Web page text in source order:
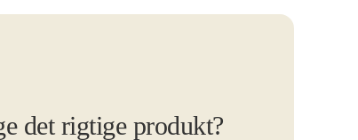
det rigtige produkt?